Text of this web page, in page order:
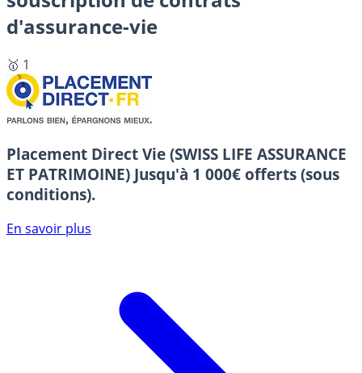
d'assurance-vie
🥇 1
Placement Direct Vie (SWISS LIFE ASSURANCE
ET PATRIMOINE) Jusqu'à 1 000€ offerts (sous
conditions).
En savoir plus